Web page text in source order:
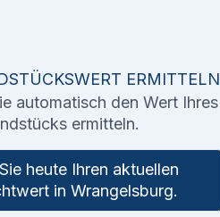
ERMITTELN
automatisch den Wert Ihres
ermitteln.
heute Ihren aktuellen
in Wrangelsburg.